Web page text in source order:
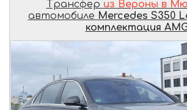
Трансфер из Вероны в
автомобиле Mercedes S350
комплектация